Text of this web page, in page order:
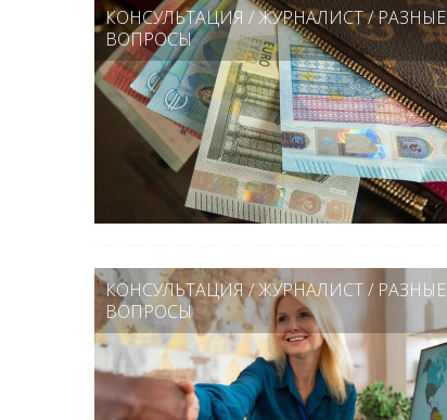
КОНСУЛЬТАЦИЯ /ЖУРНАЛИСТ/РАЗНЫЕ
ВОПРОСЫ
КОНСУЛЬТАЦИЯ/ЖУРНАЛИСТ/ РАЗНЫЕ
ВОПРОСЫ